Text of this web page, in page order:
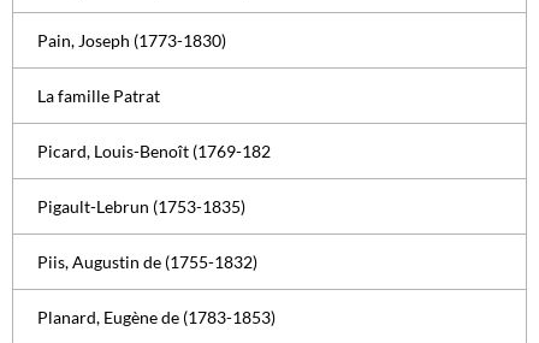
Pain, Joseph (1773-1830)
La famille Patrat
Picard, Louis-Benoît (1769-182
Pigault-Lebrun (1753-1835)
Piis, Augustin de (1755-1832)
Planard, Eugène de (1783-1853)